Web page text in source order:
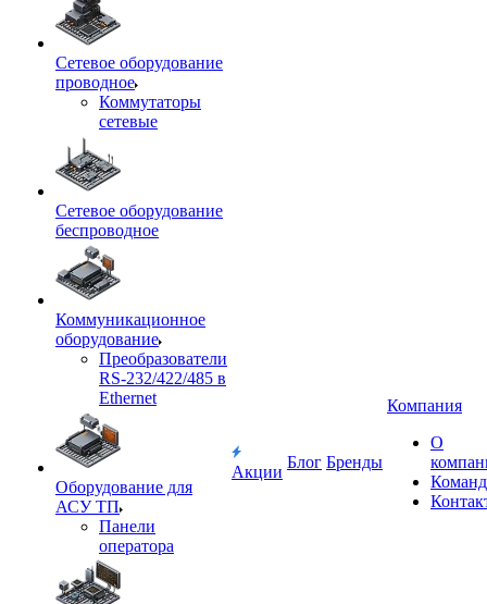
Сетевое оборудование
проводное
Коммутаторы
сетевые
Сетевое оборудование
беспроводное
Коммуникационное
оборудование
Преобразователи
RS-232/422/485 в
Ethernet
Оборудование для
АСУ ТП
Панели
оператора
Акции
Блог Бренды
Компания
О